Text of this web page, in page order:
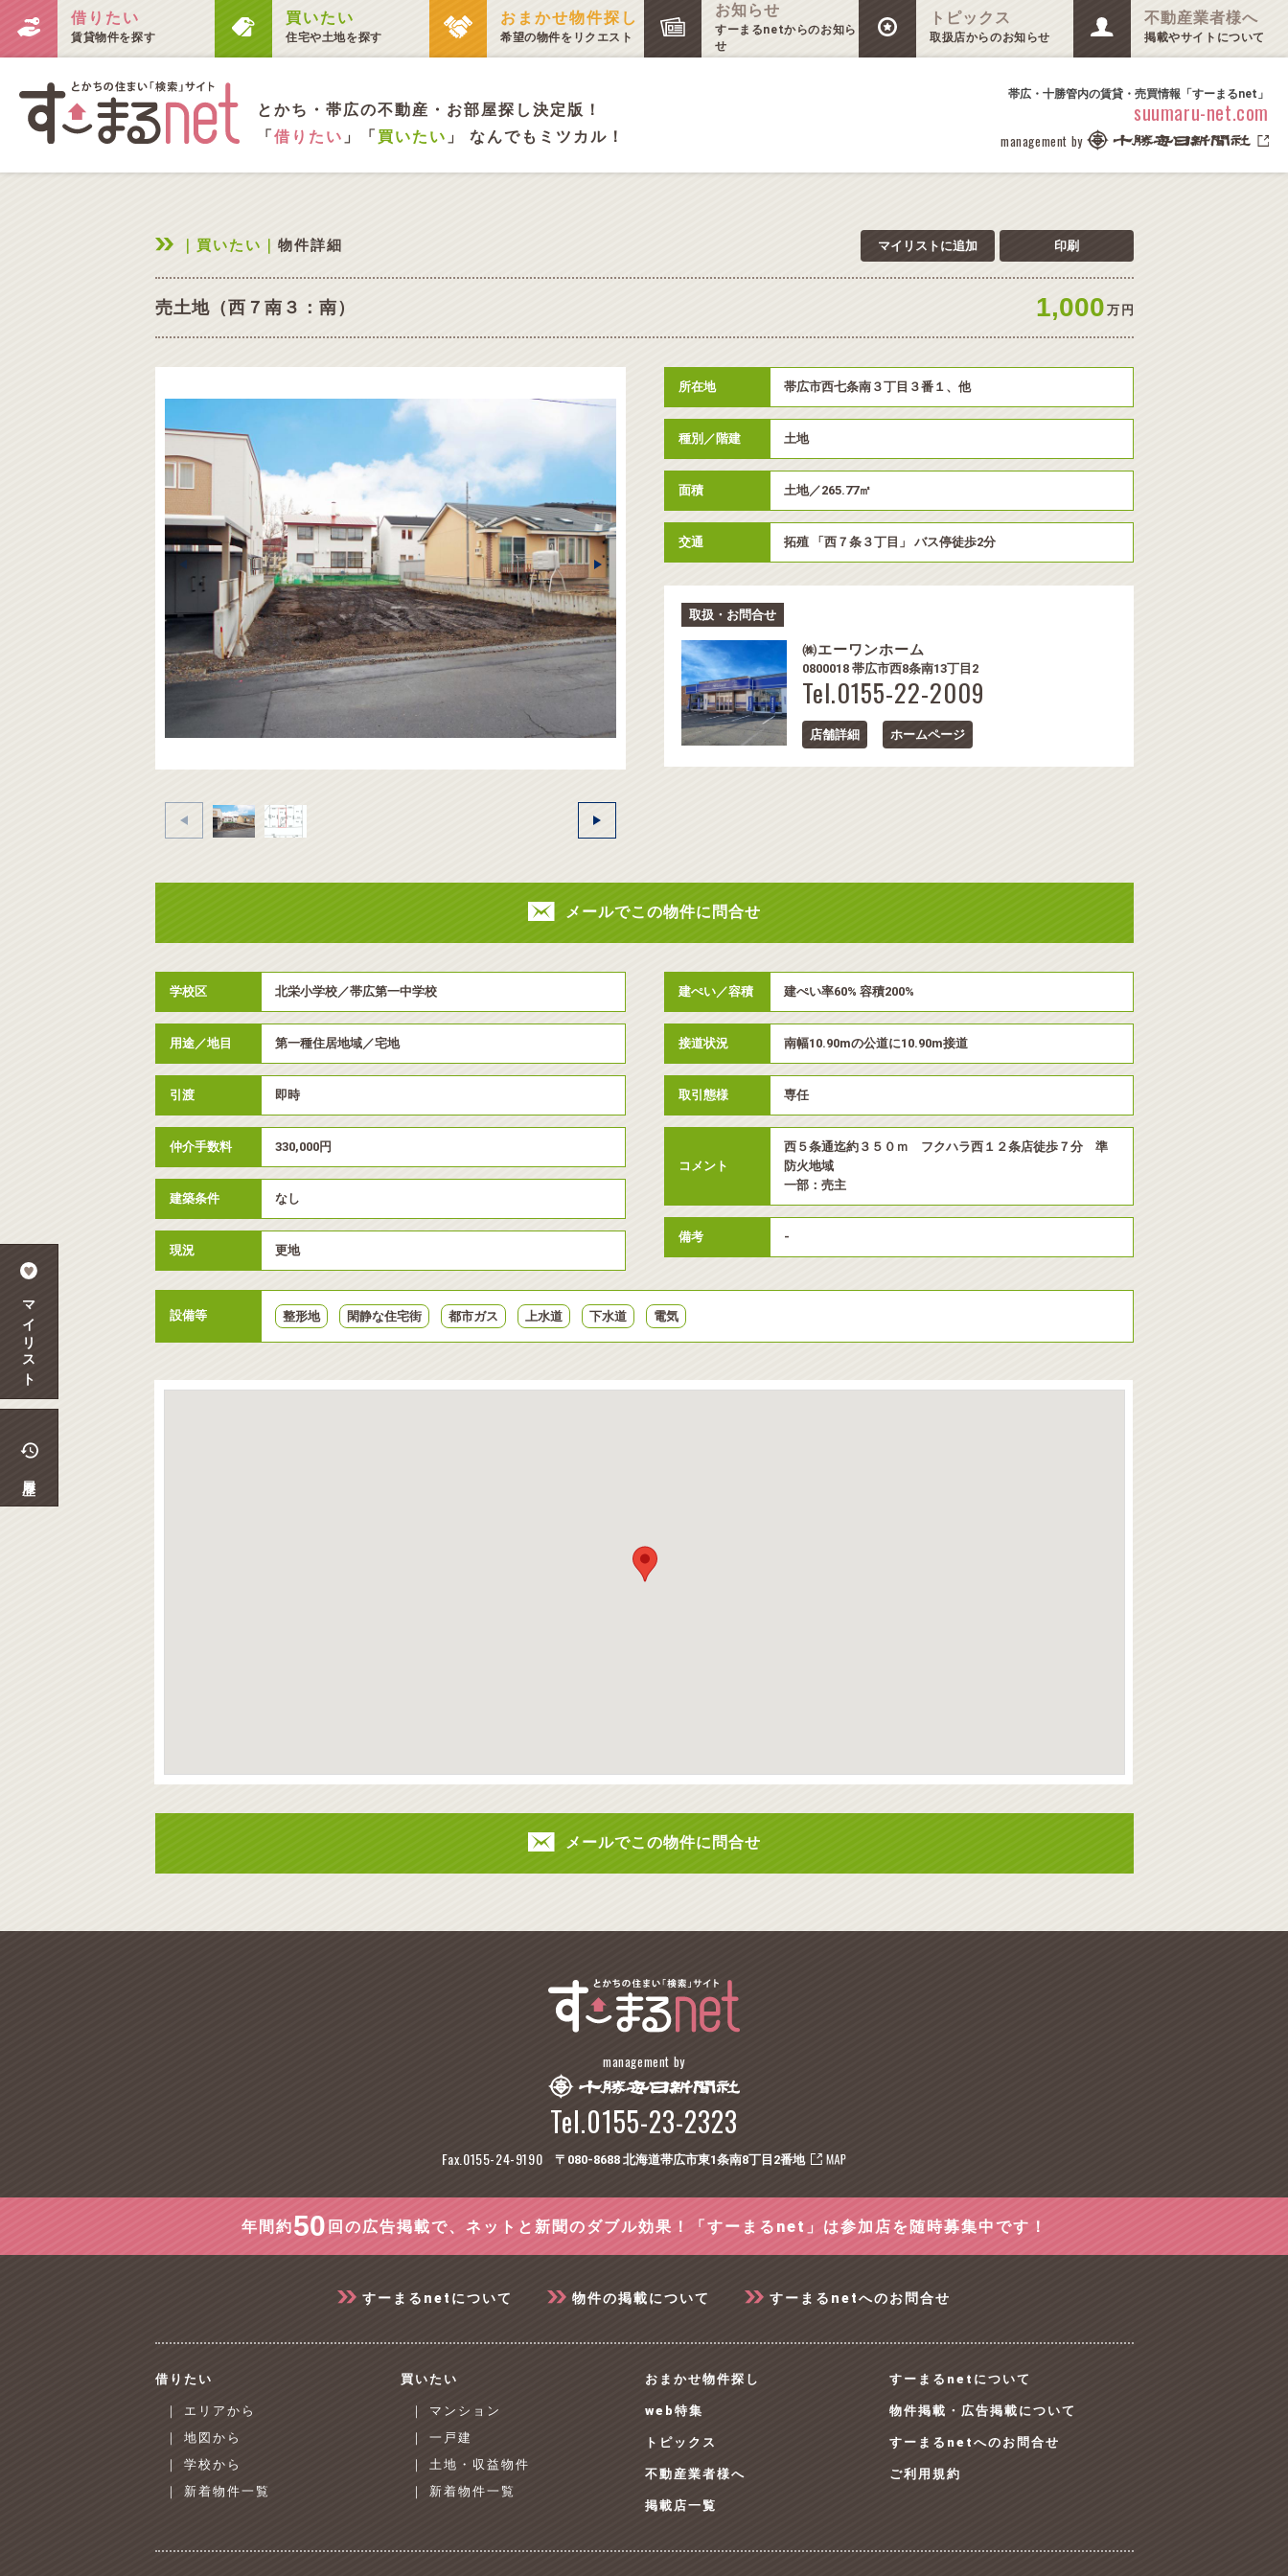
借りたい
賃貸物件を探す
買いたい
住宅や土地を探す
おまかせ物件探し
希望の物件をリクエスト
お知らせ
すーまるnetからのお知ら
せ
トピックス
取扱店からのお知らせ
不動産業者様へ
掲載やサイトについて
とかち・帯広の不動産・お部屋探し決定版！
「借りたい 」「 買いたい 」 なんでもミツカル！
帯広・十勝管内の賃貸・売買情報「すーまるnet」
suumaru-net.com
management by
｜買いたい｜ 物件詳細 マイリストに追加 印刷
売土地（西７南３：南） 1,000 万 円
所在地 帯広市西七条南３丁目３番１、他
種別／階建 土地
面積 土地／265.77㎡
交通 拓殖 「西７条３丁目」 バス停徒歩2分
取扱・お問合せ
㈱エーワンホーム
0800018 帯広市西8条南13丁目2
Tel.0155-22-2009
店舗詳細 ホームページ
メールでこの物件に問合せ
学校区 北栄小学校／帯広第一中学校
用途／地目 第一種住居地域／宅地
引渡 即時
仲介手数料 330,000円
建築条件 なし
現況 更地
建ぺい／容積 建ぺい率60% 容積200%
接道状況 南幅10.90mの公道に10.90m接道
取引態様 専任
コメント
西５条通迄約３５０ｍ フクハラ西１２条店徒歩７分 準
防火地域
一部：売主
備考 -
設備等 整形地 閑静な住宅街 都市ガス 上水道 下水道 電気
メールでこの物件に問合せ
management by
Tel.0155-23-2323
Fax.0155-24-9190 〒080-8688 北海道帯広市東1条南8丁目2番地
年間約50 回の広告掲載で、ネットと新聞のダブル効果！「すーまるnet」は参加店を随時募集中です！
すーまるnetについて 物件の掲載について すーまるnetへのお問合せ
借りたい
｜ エリアから
｜ 地図から
｜ 学校から
｜ 新着物件一覧
買いたい
｜ マンション
｜ 一戸建
｜ 土地・収益物件
｜ 新着物件一覧
おまかせ物件探し
web特集
トピックス
不動産業者様へ
掲載店一覧
すーまるnetについて
物件掲載・広告掲載について
すーまるnetへのお問合せ
ご利用規約
マイリスト